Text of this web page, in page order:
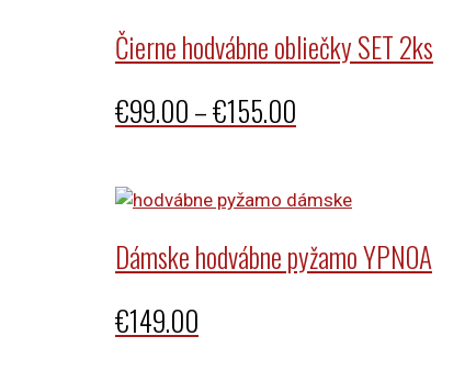
Čierne hodvábne obliečky SET 2ks
€99.00–€155.00
€99.00
€155.00
Dámske hodvábne pyžamo YPNOA
€149.00